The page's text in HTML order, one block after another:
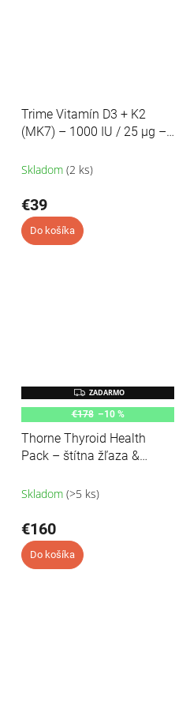
Trime Vitamín D3 + K2
(MK7) – 1000 IU / 25 μg –
Skladom (2 ks)
€39
Do košíka
Z
D
A
R
O
ZADARMO
€178 –10 %
Thorne Thyroid Health
Pack – štítna žľaza &
Skladom (>5 ks)
€160
Do košíka